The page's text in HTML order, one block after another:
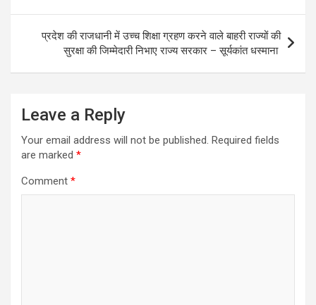
प्रदेश की राजधानी में उच्च शिक्षा ग्रहण करने वाले बाहरी राज्यों की
सुरक्षा की जिम्मेदारी निभाए राज्य सरकार – सूर्यकांत धस्माना
Leave a Reply
Your email address will not be published. Required fields
are marked *
Comment *